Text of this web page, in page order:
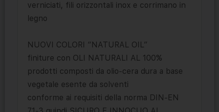
verniciati, fili orizzontali inox e corrimano in
legno
NUOVI COLORI “NATURAL OIL”
finiture con OLI NATURALI AL 100%
prodotti composti da olio-cera dura a base
vegetale esente da solventi
conforme ai requisiti della norma DIN-EN